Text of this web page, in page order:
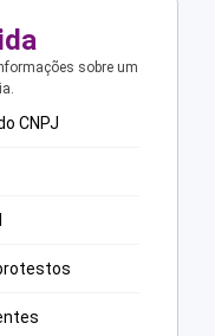
sobre um
CNPJ